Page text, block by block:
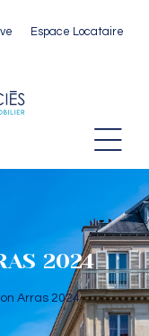
Espace Locataire
2024
Arras 2024